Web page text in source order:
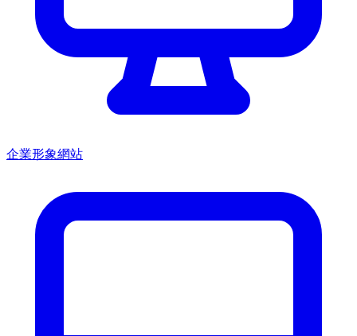
企業形象網站